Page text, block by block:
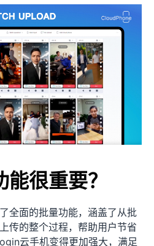
很重要？
全面的批量功能，涵盖了从批
传的整个过程，帮助用户节省
云手机变得更加强大，满足